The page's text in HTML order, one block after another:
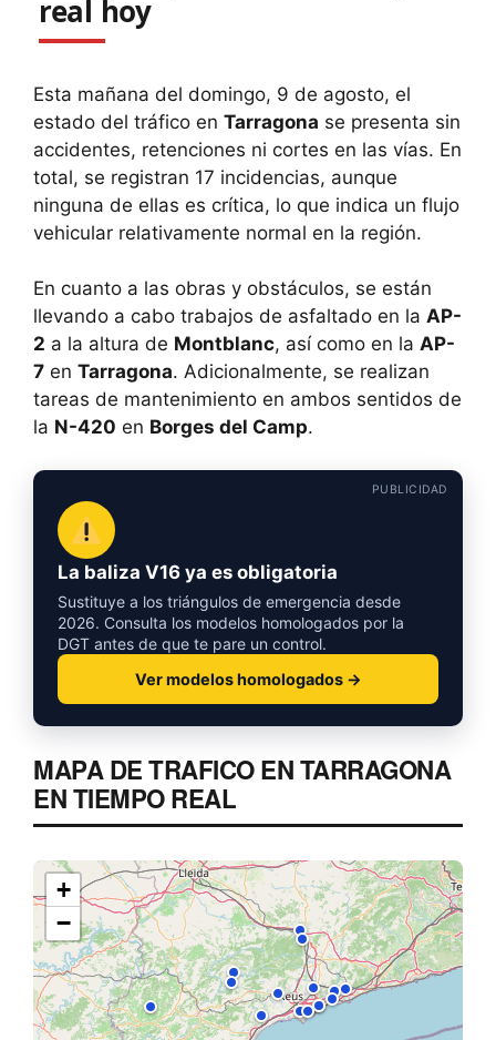
real hoy
Esta mañana del domingo, 9 de agosto, el
estado del tráfico en Tarragona se presenta sin
accidentes, retenciones ni cortes en las vías. En
total, se registran 17 incidencias, aunque
ninguna de ellas es crítica, lo que indica un flujo
vehicular relativamente normal en la región.
En cuanto a las obras y obstáculos, se están
llevando a cabo trabajos de asfaltado en la AP-
2 a la altura de Montblanc, así como en la AP-
7 en Tarragona. Adicionalmente, se realizan
tareas de mantenimiento en ambos sentidos de
la N-420 en Borges del Camp.
PUBLICIDAD
La baliza V16 ya es obligatoria
Sustituye a los triángulos de emergencia desde
2026. Consulta los modelos homologados por la
DGT antes de que te pare un control.
Ver modelos homologados →
MAPA DE TRAFICO EN TARRAGONA
EN TIEMPO REAL
+
−